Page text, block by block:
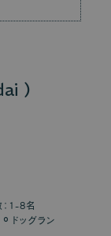
1-8名
ドッグラン